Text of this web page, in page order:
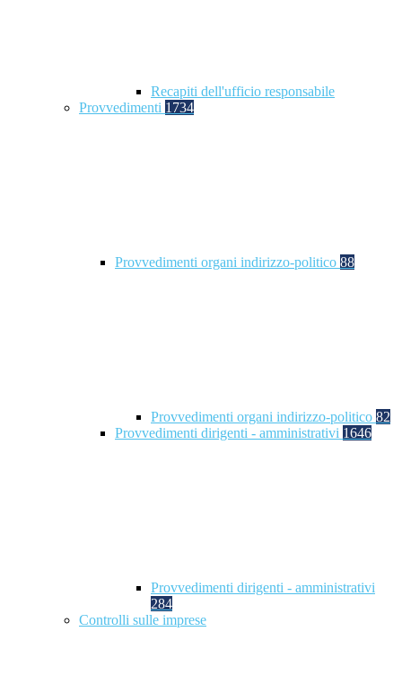
Recapiti dell'ufficio responsabile
Provvedimenti 1734
Provvedimenti organi indirizzo-politico 88
Provvedimenti organi indirizzo-politico 82
Provvedimenti dirigenti - amministrativi 1646
Provvedimenti dirigenti - amministrativi
284
Controlli sulle imprese